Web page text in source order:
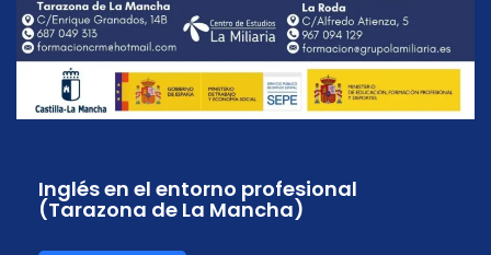
Inglés en el entorno profesional
(Tarazona de La Mancha)